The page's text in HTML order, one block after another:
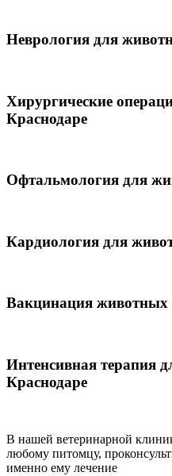
Неврология для
Хирургические
Краснодаре
Офтальмология для
Кардиология для
Вакцинация животных
Интенсивная терапия
Краснодаре
В нашей ветеринарной
любому питомцу,
именно ему лечение